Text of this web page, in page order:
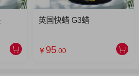
英国快蜡 G3蜡
￥ 95 .00